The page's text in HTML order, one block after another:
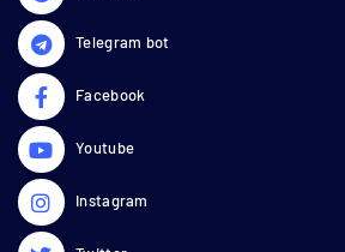
Telegram bot
Facebook
Youtube
Instagram